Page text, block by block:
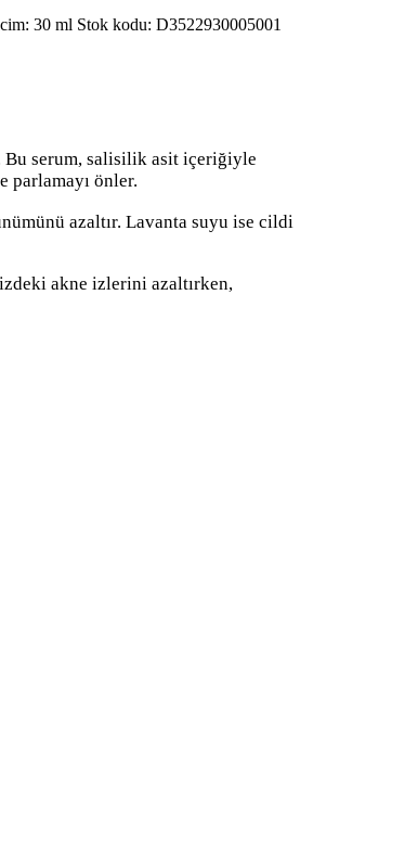
30 ml Stok kodu: D3522930005001
Bu serum, salisilik asit içeriğiyle
parlamayı önler.
azaltır. Lavanta suyu ise cildi
akne izlerini azaltırken,